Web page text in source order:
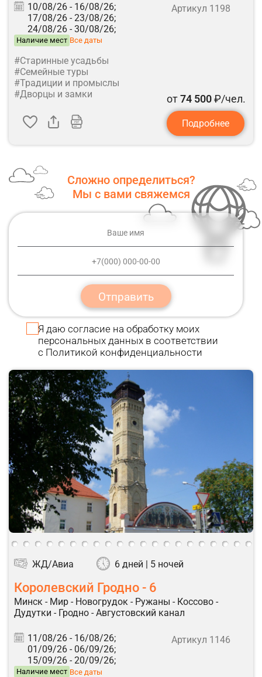
10/08/26 - 16/08/26;
17/08/26 - 23/08/26;
24/08/26 - 30/08/26;
Наличие мест Все даты
Артикул 1198
#Старинные усадьбы
#Семейные туры
#Традиции и промыслы
#Дворцы и замки
от74 500₽/чел.
Подробнее
Сложно определиться?
Мы с вами свяжемся
Отправить
Я даю согласиена обработку моих
персональных данных в соответствии
с Политикой конфиденциальности
ЖД/Авиа 6 дней | 5 ночей
Королевский Гродно - 6
Минск - Мир - Новогрудок - Ружаны - Коссово -
Дудутки - Гродно - Августовский канал
11/08/26 - 16/08/26;
01/09/26 - 06/09/26;
15/09/26 - 20/09/26;
Наличие мест Все даты
Артикул 1146